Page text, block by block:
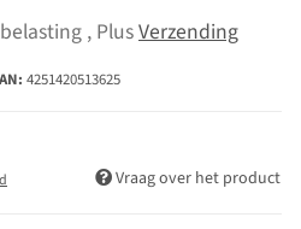
, PlusVerzending
4251420513625
Vraag over het product